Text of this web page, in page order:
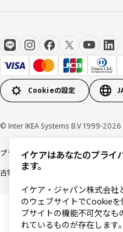
Cookieの設定
© Inter IKEA Systems B.V 1999-2026
プライバシーポリシー利用規約Cookie
古物営業法に基づく表記
イケアはあなたのプライ
ます。
イケア・ジャパン株式会社
のウェブサイトでCookie
ブサイトの機能不可欠なも
れているものが存在します。